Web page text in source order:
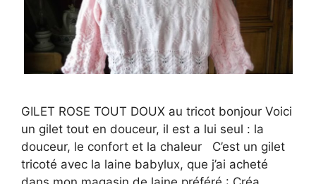
GILET ROSE TOUT DOUX au tricot bonjour Voici
un gilet tout en douceur, il est a lui seul : la
douceur, le confort et la chaleur C’est un gilet
tricoté avec la laine babylux, que j’ai acheté